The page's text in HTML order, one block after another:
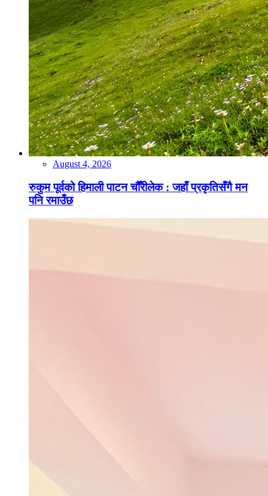
August 4, 2026
रुकुम पूर्वको हिमाली पाटन चौँरीलेक : जहाँ प्रकृतिसँगै मन
पनि रमाउँछ